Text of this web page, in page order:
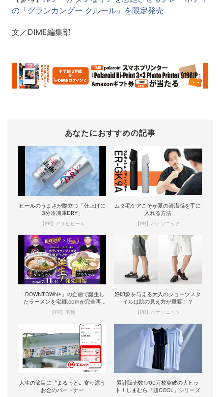
の「グランカングー クルール」を限定発売
文／DIME編集部
あなたにおすすめの記事
ビールのうまさが際立つ「仕上げに
3分冷凍庫DRY」
【PR】アサヒビール
ムダ毛ケアこそが夏の清潔感を手に
入れる方法
【PR】パナソニック
「DOWNTOWN+」の企画で誕生し
たラーメンを宅麺.comが完全再
現！
【PR】宅麺
好印象を与える大人のショーツスタ
イルは肌の見え方が重要！？
【PR】パナソニック
人生の節目に〝まるっと〟寄り添う
お金のパートナー
累計販売数1700万枚突破の大ヒッ
ト！しまむら『超COOL』シリーズ